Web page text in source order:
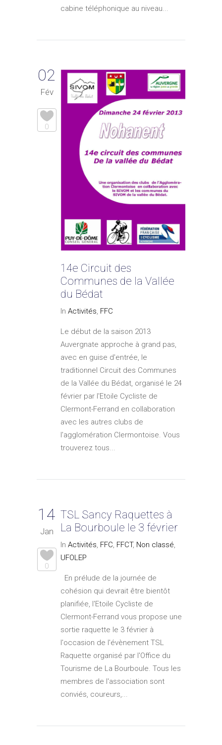
cabine téléphonique au niveau...
02
Fév
0
14e Circuit des
Communes de la Vallée
du Bédat
In Activités, FFC
Le début de la saison 2013
Auvergnate approche à grand pas,
avec en guise d'entrée, le
traditionnel Circuit des Communes
de la Vallée du Bédat, organisé le 24
février par l'Etoile Cycliste de
Clermont-Ferrand en collaboration
avec les autres clubs de
l'agglomération Clermontoise. Vous
trouverez tous...
14
Jan
0
TSL Sancy Raquettes à
La Bourboule le 3 février
In Activités, FFC, FFCT, Non classé,
UFOLEP
En prélude de la journée de
cohésion qui devrait être bientôt
planifiée, l'Etoile Cycliste de
Clermont-Ferrand vous propose une
sortie raquette le 3 février à
l'occasion de l'évènement TSL
Raquette organisé par l'Office du
Tourisme de La Bourboule. Tous les
membres de l'association sont
conviés, coureurs,...